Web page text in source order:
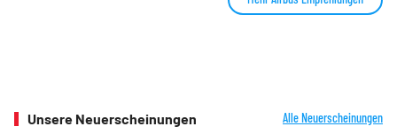
Unsere Neuerscheinungen Alle Neuerscheinungen